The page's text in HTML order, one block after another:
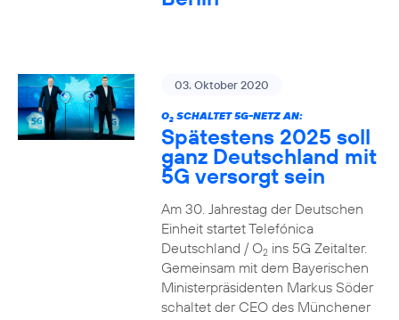
03. Oktober 2020
O2SCHALTET 5G-NETZ AN:
Spätestens 2025 soll
ganz Deutschland mit
5G versorgt sein
Am 30. Jahrestag der Deutschen
Einheit startet Telefónica
Deutschland / O2ins 5G Zeitalter.
Gemeinsam mit dem Bayerischen
Ministerpräsidenten Markus Söder
schaltet der CEO des Münchener